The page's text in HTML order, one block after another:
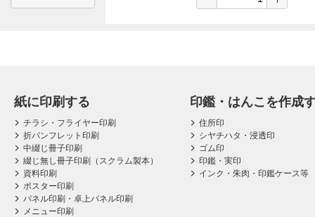
紙に印刷する
チラシ・フライヤー印刷
折パンフレット印刷
中綴じ冊子印刷
綴じ無し冊子印刷（スクラム製本）
資料印刷
ポスター印刷
パネル印刷・卓上パネル印刷
メニュー印刷
印鑑・はんこを作成
住所印
シヤチハタ・浸透印
ゴム印
印鑑・実印
インク・朱肉・印鑑ケース等